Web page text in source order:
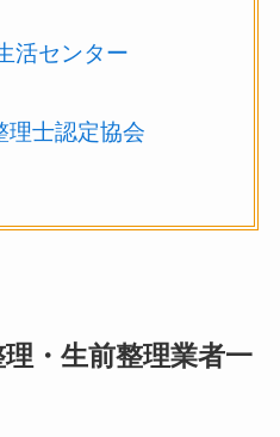
活センター
理士認定協会
・生前整理業者一